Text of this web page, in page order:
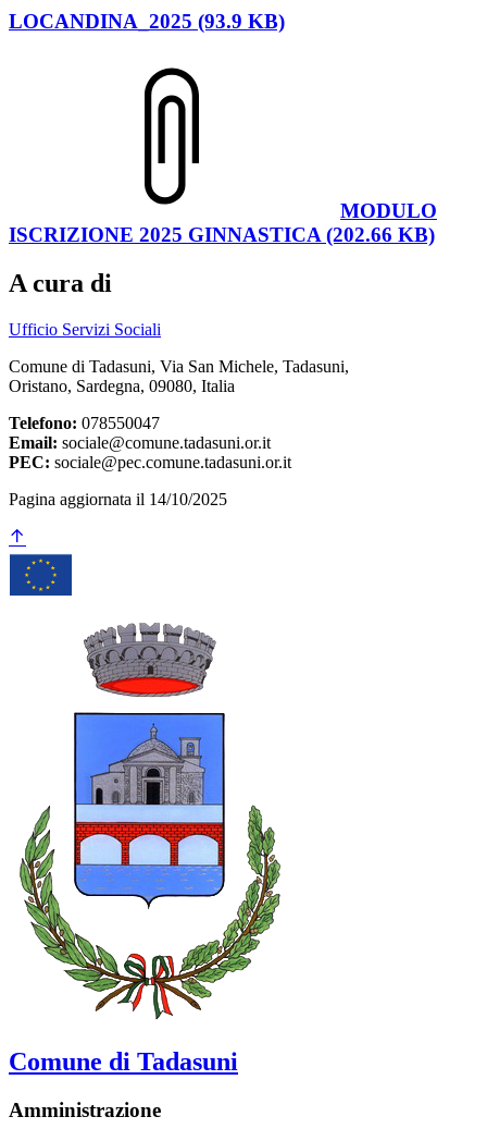
LOCANDINA_2025 (93.9 KB)
MODULO
ISCRIZIONE 2025 GINNASTICA (202.66 KB)
A cura di
Ufficio Servizi Sociali
Comune di Tadasuni, Via San Michele, Tadasuni,
Oristano, Sardegna, 09080, Italia
Telefono: 078550047
Email: sociale@comune.tadasuni.or.it
PEC: sociale@pec.comune.tadasuni.or.it
Pagina aggiornata il 14/10/2025
Comune di Tadasuni
Amministrazione